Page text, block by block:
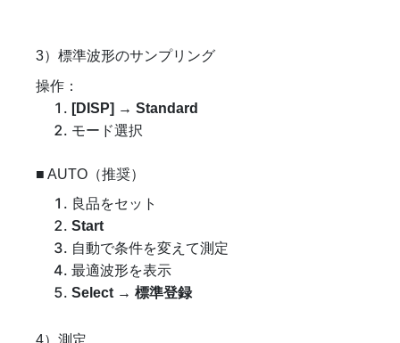
3）標準波形のサンプリング
操作：
[DISP] → Standard
モード選択
■ AUTO（推奨）
良品をセット
Start
自動で条件を変えて測定
最適波形を表示
Select → 標準登録
4）測定